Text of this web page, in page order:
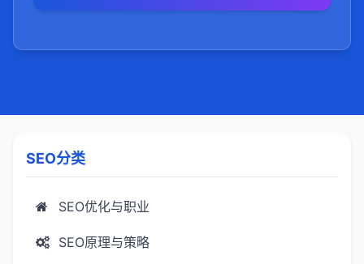
SEO分类
SEO优化与职业
SEO原理与策略